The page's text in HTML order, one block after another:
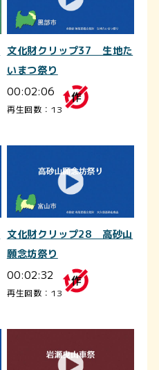
文化財クリップ37 生地た
いまつ祭り
00:02:06
再生回数：13
文化財クリップ28 高砂山
願念坊祭り
00:02:32
再生回数：13